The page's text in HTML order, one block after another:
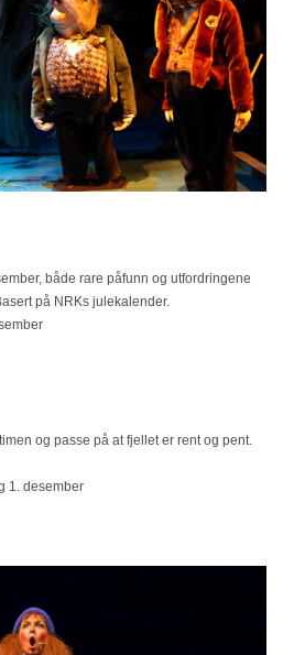
både rare påfunn og utfordringene
på NRKs julekalender.
og passe på at fjellet er rent og pent.
1. desember